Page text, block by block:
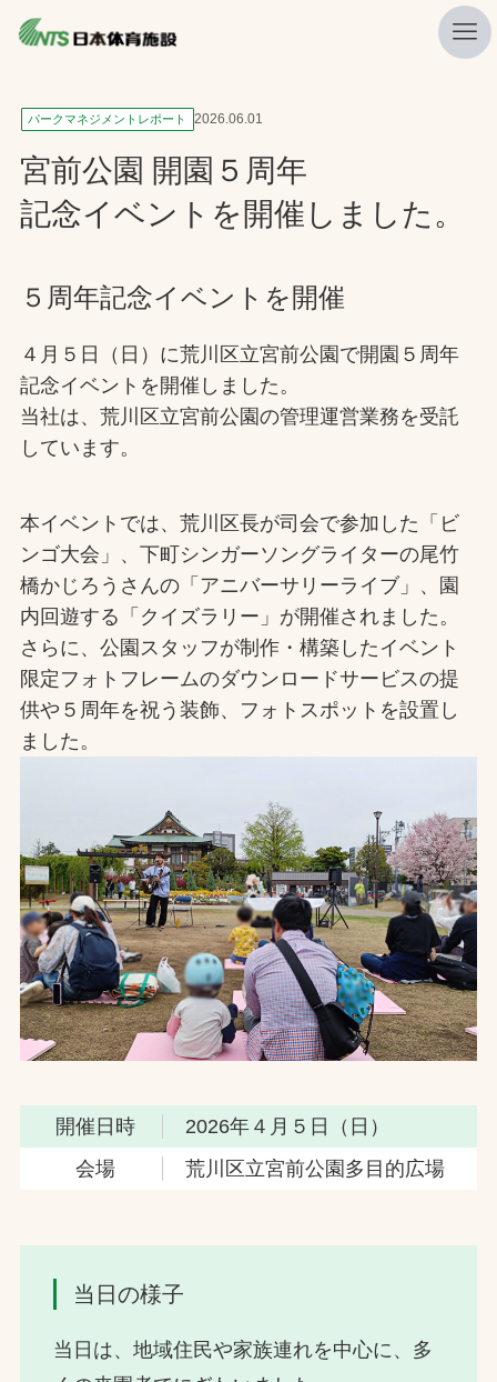
私たちの強み
ニュース
プレスリリース
製品・サービス一覧
会社概要
採用情報
お問合せ
お取引先の皆様へ
プライバシーポリシー
ソーシャルメディアポリシー
InstagramFacebook
文字の見えづらさや操作にお困りの方へ
パークマネジメントレポート 2026.06.01
宮前公園 開園５周年
記念イベントを開催しました。
５周年記念イベントを開催
４月５日（日）に荒川区立宮前公園で開園５周年
記念イベントを開催しました。
当社は、荒川区立宮前公園の管理運営業務を受託
しています。
本イベントでは、荒川区長が司会で参加した「ビ
ンゴ大会」、下町シンガーソングライターの尾竹
橋かじろうさんの「アニバーサリーライブ」、園
内回遊する「クイズラリー」が開催されました。
さらに、公園スタッフが制作・構築したイベント
限定フォトフレームのダウンロードサービスの提
供や５周年を祝う装飾、フォトスポットを設置し
ました。
開催日時
2026年４月５日（日）
会場
荒川区立宮前公園多目的広場
当日の様子
当日は、地域住民や家族連れを中心に、多